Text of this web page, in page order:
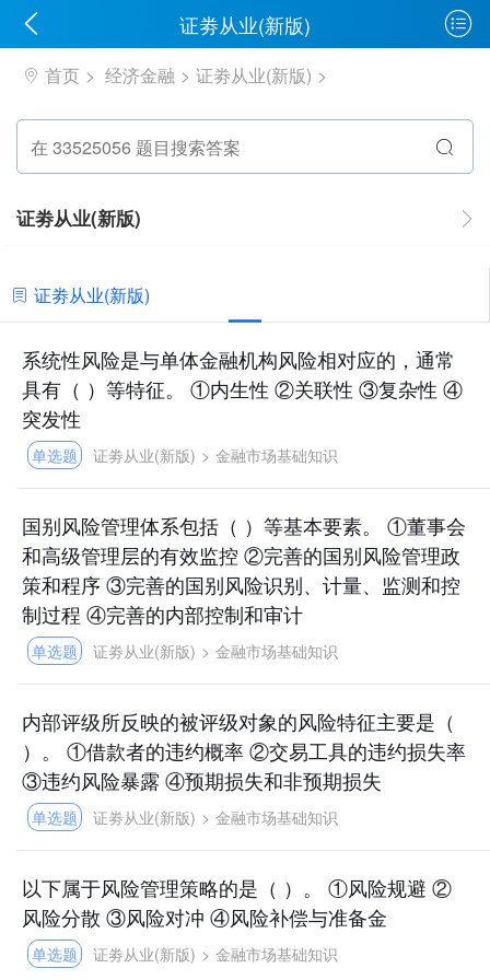
证劵从业(新版)
首页 经济金融 证劵从业(新版)
证劵从业(新版)
证劵从业(新版)
系统性风险是与单体金融机构风险相对应的，通常
具有（ ）等特征。 ①内生性 ②关联性 ③复杂性 ④
突发性
单选题 证劵从业(新版) > 金融市场基础知识
国别风险管理体系包括（ ）等基本要素。 ①董事会
和高级管理层的有效监控 ②完善的国别风险管理政
策和程序 ③完善的国别风险识别、计量、监测和控
制过程 ④完善的内部控制和审计
单选题 证劵从业(新版) > 金融市场基础知识
内部评级所反映的被评级对象的风险特征主要是（
）。 ①借款者的违约概率 ②交易工具的违约损失率
③违约风险暴露 ④预期损失和非预期损失
单选题 证劵从业(新版) > 金融市场基础知识
以下属于风险管理策略的是（ ）。 ①风险规避 ②
风险分散 ③风险对冲 ④风险补偿与准备金
单选题 证劵从业(新版) > 金融市场基础知识